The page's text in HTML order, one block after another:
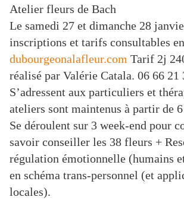
Atelier fleurs de Bach
Le samedi 27 et dimanche 28
inscriptions et tarifs consultables
dubourgeonalafleur.com Tarif 2j
réalisé par Valérie Catala. 06 66 21
S’adressent aux particuliers et
ateliers sont maintenus à partir de
Se déroulent sur 3 week-end pour
savoir conseiller les 38 fleurs +
régulation émotionnelle (humains
en schéma trans-personnel (et
locales).